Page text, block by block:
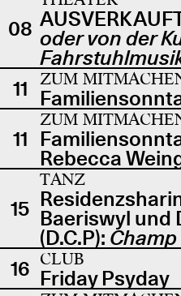
08 oder von der
11
ZUM
11
ZUM
Rebecca
15
TANZ
Baeriswyl und
(D.C.P): Champ
16 CLUB
Friday Psyday